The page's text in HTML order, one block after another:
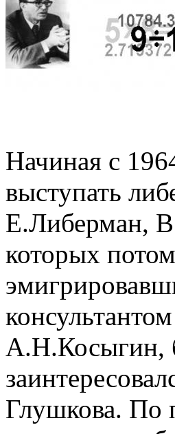
Начиная с
выступать
Е.Либерман,
которых
А.Н.Косыгин,
Глушкова. По